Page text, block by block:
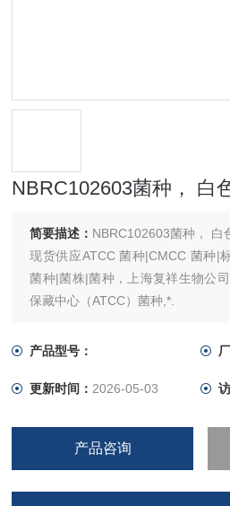
NBRC102603菌种， 白
简要描述： NBRC102603菌种， 白
现货供应ATCC 菌种|CMCC 菌种|
菌种|菌株|菌种，上海复祥生物公
保藏中心（ATCC）菌种,*.
产品型号：
更新时间： 2026-05-03
产品咨询